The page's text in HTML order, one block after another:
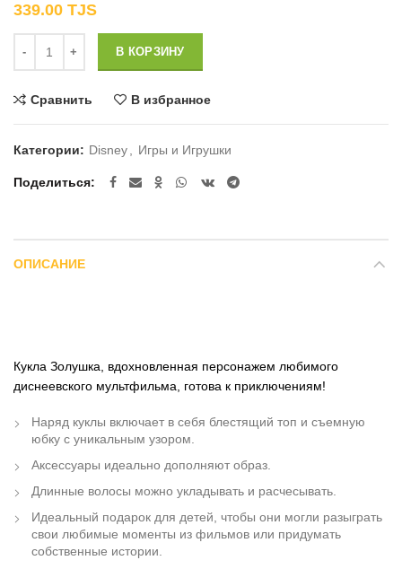
339.00 TJS
В КОРЗИНУ
Сравнить В избранное
Категории: Disney, Игры и Игрушки
Поделиться
ОПИСАНИЕ
Кукла Золушка, вдохновленная персонажем любимого
диснеевского мультфильма, готова к приключениям!
Наряд куклы включает в себя блестящий топ и съемную
юбку с уникальным узором.
Аксессуары идеально дополняют образ.
Длинные волосы можно укладывать и расчесывать.
Идеальный подарок для детей, чтобы они могли разыграть
свои любимые моменты из фильмов или придумать
собственные истории.